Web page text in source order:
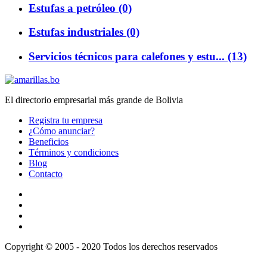
Estufas a petróleo (0)
Estufas industriales (0)
Servicios técnicos para calefones y estu... (13)
El directorio empresarial más grande de Bolivia
Registra tu empresa
¿Cómo anunciar?
Beneficios
Términos y condiciones
Blog
Contacto
Copyright © 2005 - 2020 Todos los derechos reservados